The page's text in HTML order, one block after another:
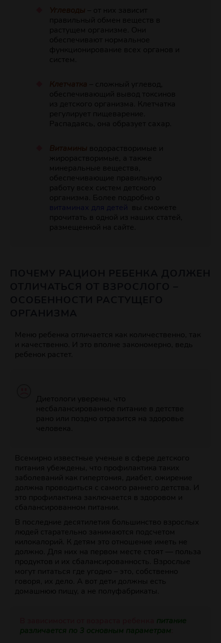
Углеводы
– от них зависит
правильный обмен веществ в
растущем организме. Они
обеспечивают нормальное
функционирование всех органов и
систем.
Клетчатка – сложный углевод,
обеспечивающий вывод токсинов
из детского организма. Клетчатка
регулирует пищеварение.
Распадаясь, она образует сахар.
Витамины водорастворимые и
жирорастворимые, а также
минеральные вещества,
обеспечивающие правильную
работу всех систем детского
организма. Более подробно о
витаминах для детей вы сможете
прочитать в одной из наших статей,
размещенной на сайте.
Меню ребенка отличается как количественно, так
и качественно. И это вполне закономерно, ведь
ребенок растет.
Диетологи уверены, что
несбалансированное питание в детстве
рано или поздно отразится на здоровье
человека.
Всемирно известные ученые в сфере детского
питания убеждены, что профилактика таких
заболеваний как гипертония, диабет, ожирение
должна проводиться с самого раннего детства. И
это профилактика заключается в здоровом и
сбалансированном питании.
В последние десятилетия большинство взрослых
людей старательно занимаются подсчетом
килокалорий. К детям это отношение иметь не
должно. Для них на первом месте стоят — польза
продуктов и их сбалансированность. Взрослые
могут питаться где угодно – это, собственно
говоря, их дело. А вот дети должны есть
домашнюю пищу, а не полуфабрикаты.
питание
различается по 3 основным параметрам